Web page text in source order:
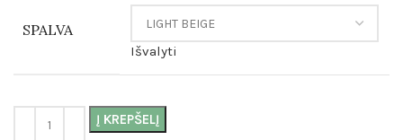
SPALVA
Išvalyti
Į KREPŠELĮ